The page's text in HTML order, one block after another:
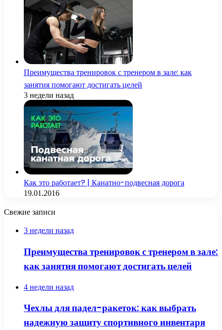
Преимущества тренировок с тренером в зале: как
занятия помогают достигать целей
3 недели назад
Как это работает? | Канатно-подвесная дорога
19.01.2016
Свежие записи
3 недели назад
Преимущества тренировок с тренером в зале:
как занятия помогают достигать целей
4 недели назад
Чехлы для падел-ракеток: как выбрать
надежную защиту спортивного инвентаря